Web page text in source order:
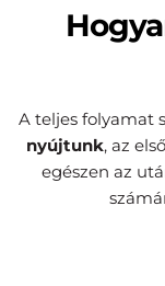
A teljes folyamat
nyújtunk, az
egészen az